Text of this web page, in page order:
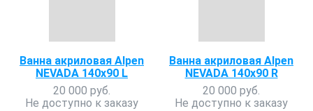
Ванна акриловая Alpen
NEVADA 140x90 L
20 000 руб.
Не доступно к заказу
Ванна акриловая Alpen
NEVADA 140х90 R
20 000 руб.
Не доступно к заказу